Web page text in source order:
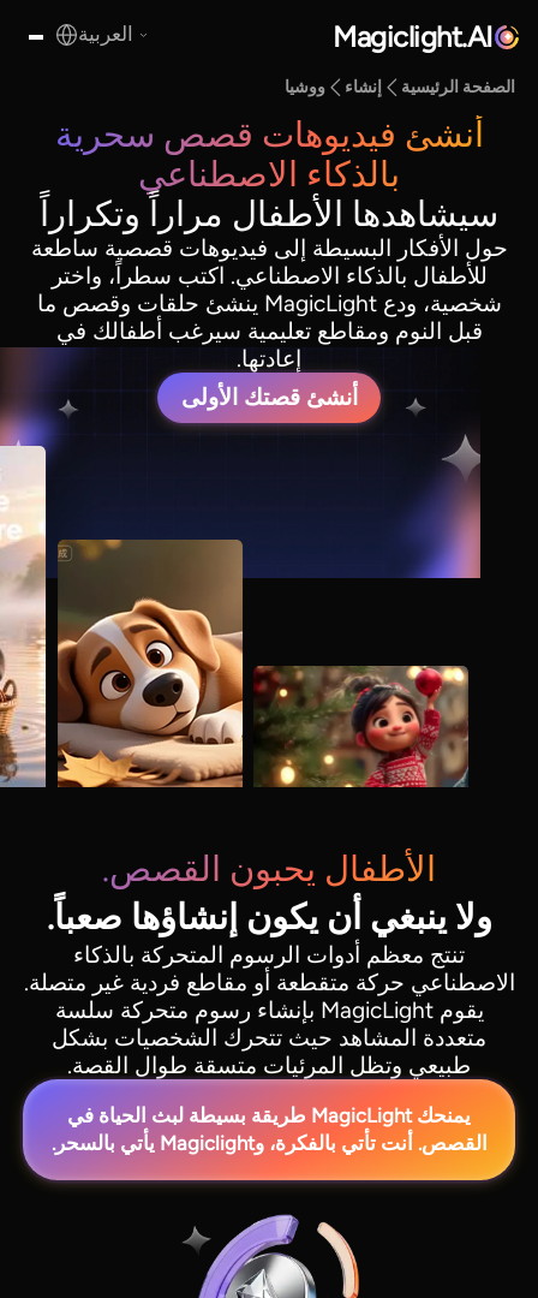
Magiclight.AI العربية
الصفحة الرئيسية إنشاء ووشيا
أنشئ فيديوهات قصص سحرية
بالذكاء الاصطناعي
سيشاهدها الأطفال مراراً وتكراراً
حول الأفكار البسيطة إلى فيديوهات قصصية ساطعة
للأطفال بالذكاء الاصطناعي. اكتب سطراً، واختر
شخصية، ودع MagicLight ينشئ حلقات وقصص ما
قبل النوم ومقاطع تعليمية سيرغب أطفالك في
إعادتها.
أنشئ قصتك الأولى
الأطفال يحبون القصص.
ولا ينبغي أن يكون إنشاؤها صعباً.
تنتج معظم أدوات الرسوم المتحركة بالذكاء
الاصطناعي حركة متقطعة أو مقاطع فردية غير متصلة.
يقوم MagicLight بإنشاء رسوم متحركة سلسة
متعددة المشاهد حيث تتحرك الشخصيات بشكل
طبيعي وتظل المرئيات متسقة طوال القصة.
يمنحك MagicLight طريقة بسيطة لبث الحياة في
القصص. أنت تأتي بالفكرة، وMagiclight يأتي بالسحر.